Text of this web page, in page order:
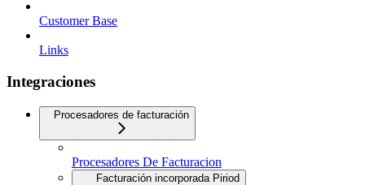
Customer Base
Links
Integraciones
Procesadores de facturación
Procesadores De Facturacion
Facturación incorporada Piriod